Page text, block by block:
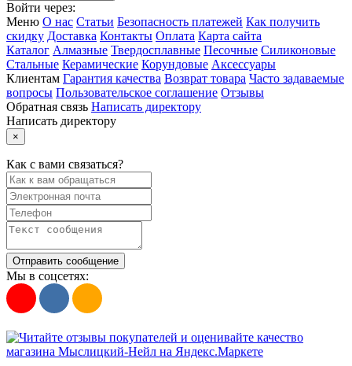
Войти через:
Меню О нас Статьи Безопасность платежей Как получить
скидку Доставка Контакты Оплата Карта сайта
Каталог Алмазные Твердосплавные Песочные Силиконовые
Стальные Керамические Корундовые Аксессуары
Клиентам Гарантия качества Возврат товара Часто задаваемые
вопросы Пользовательское соглашение Отзывы
Обратная связь Написать директору
Написать директору
×
Как с вами связаться?
Отправить сообщение
Мы в соцсетях: